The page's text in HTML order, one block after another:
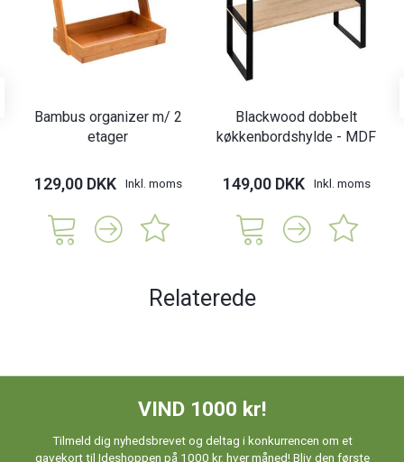
Bambus organizer m/ 2
etager
129,00 DKK Inkl. moms
Blackwood dobbelt
køkkenbordshylde - MDF
149,00 DKK Inkl. moms
Relaterede
VIND 1000 kr!
Tilmeld dig nyhedsbrevet og deltag i konkurrencen om et
gavekort til Ideshoppen på 1000 kr. hver måned! Bliv den første